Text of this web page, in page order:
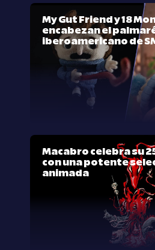
My Gut Friend y 18
encabezan el
iberoamericano de
Macabro celebra su
con una potente
animada